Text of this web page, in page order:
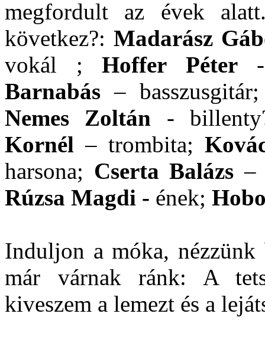
megfordult az évek
következ?:Madarász
vokál ; Hoffer Péter-
Barnabás –
Nemes Zoltán -
Kornél – trombita;
harsona; Cserta Balázs –
Rúzsa Magdi - ének;
Induljon a móka, nézzünk
már várnak ránk: A
kiveszem a lemezt és a